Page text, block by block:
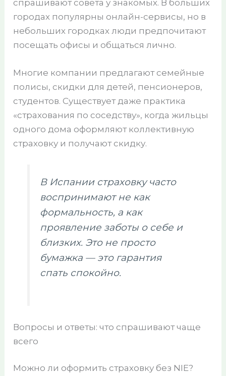
спрашивают совета у знакомых. В больших
городах популярны онлайн-сервисы, но в
небольших городках люди предпочитают
посещать офисы и общаться лично.
Многие компании предлагают семейные
полисы, скидки для детей, пенсионеров,
студентов. Существует даже практика
«страхования по соседству», когда жильцы
одного дома оформляют коллективную
страховку и получают скидку.
В Испании страховку часто
воспринимают не как
формальность, а как
проявление заботы о себе и
близких. Это не просто
бумажка — это гарантия
спать спокойно.
Вопросы и ответы: что спрашивают чаще
всего
Можно ли оформить страховку без NIE?